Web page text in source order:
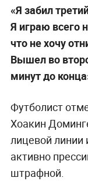
«Я забил
Я играю всего
что не хочу
Вышел во
минут до
Футболист
Хоакин
лицевой линии
активно
штрафной.